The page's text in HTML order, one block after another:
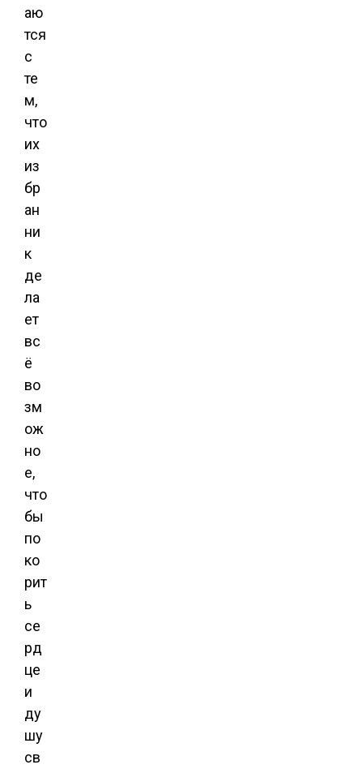
аю
тся
с
те
м,
что
их
из
бр
ан
ни
к
де
ла
ет
вс
ё
во
зм
ож
но
е,
что
бы
по
ко
рит
ь
се
рд
це
и
ду
шу
св